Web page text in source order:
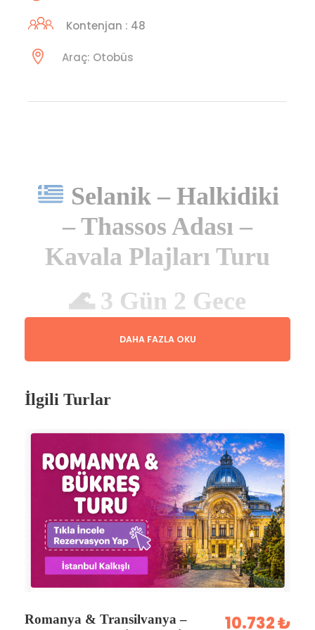
Kontenjan : 48
Araç: Otobüs
Selanik – Halkidiki
– Thassos Adası –
Kavala Plajları Turu
🌊 3 Gün 2 Gece
Yunanistan’ın sevilen tatil rotalarından Selanik,
ve alışveriş molalarıyla keyifli bir program sizleri
🏨 Konaklama Bilgisi & 🗺️
Tur Rotası
🏨 Konaklama:2 Gece Selanik
Metropolitan Hotel’ de Konaklamalı
🗺️ Tur Rotası:Selanik – Halkidiki –
Thassos Adası – Kavala Plajları –
İskeçe
DAHA FAZLA OKU
İlgili Turlar
Romanya & Transilvanya –
10.732 ₺